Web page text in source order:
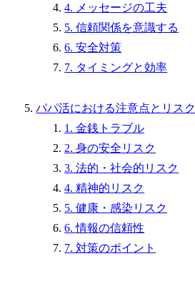
4. メッセージの工夫
5. 信頼関係を意識する
6. 安全対策
7. タイミングと効率
パパ活における注意点とリスク
1. 金銭トラブル
2. 身の安全リスク
3. 法的・社会的リスク
4. 精神的リスク
5. 健康・感染リスク
6. 情報の信頼性
7. 対策のポイント